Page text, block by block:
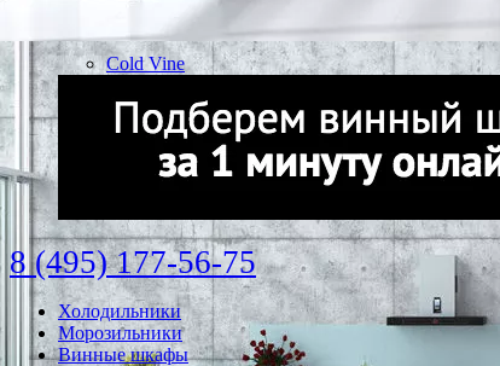
Cold Vine
8 (495) 177-56-75
Холодильники
Морозильники
Винные шкафы